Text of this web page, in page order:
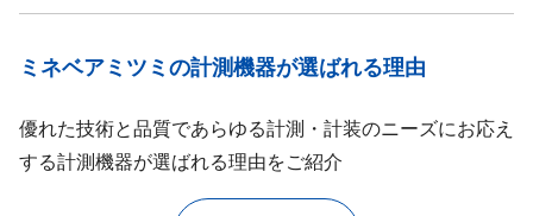
ミネベアミツミの計測機器が選ばれる理由
優れた技術と品質であらゆる計測・計装のニーズにお応え
する計測機器が選ばれる理由をご紹介